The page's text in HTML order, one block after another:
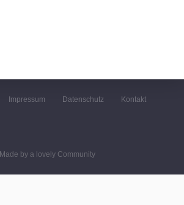
Impressum Datenschutz Kontakt
Made by a lovely Community